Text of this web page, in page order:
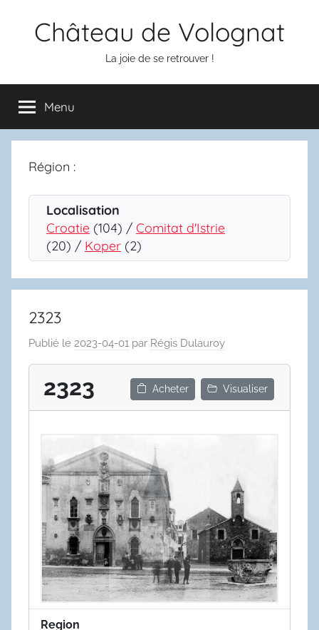
Château de Volognat
La joie de se retrouver !
Menu
Région :
Localisation
Croatie (104) / Comitat d'Istrie
(20) / Koper (2)
2323
Publié le 2023-04-01 par Régis Dulauroy
2323 Acheter Visualiser
Region